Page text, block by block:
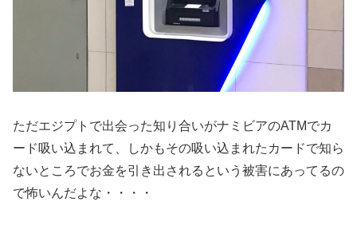
ただエジプトで出会った知り合いがナミビアのATMでカ
ード吸い込まれて、しかもその吸い込まれたカードで知ら
ないところでお金を引き出されるという被害にあってるの
で怖いんだよな・・・・